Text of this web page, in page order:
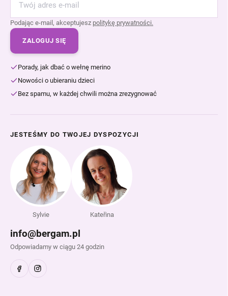
Podając e-mail, akceptujesz politykę prywatności.
ZALOGUJ SIĘ
Porady, jak dbać o wełnę merino
Nowości o ubieraniu dzieci
Bez spamu, w każdej chwili można zrezygnować
JESTEŚMY DO TWOJEJ DYSPOZYCJI
Sylvie Kateřina
info@bergam.pl
Odpowiadamy w ciągu 24 godzin